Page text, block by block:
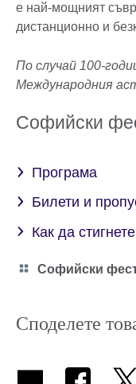
е най-мощният
дистанционно и
По случай 100-
Международния
Софийски
Програма
Билети и
Как да
Category
Софийски
Споделете